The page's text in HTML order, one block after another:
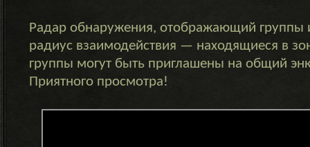
Радар обнаружения, отображающий группы
радиус взаимодействия — находящиеся в
группы могут быть приглашены на общий
Приятного просмотра!